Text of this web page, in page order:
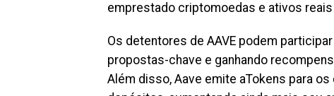
emprestado criptomoedas e ativos
Os detentores de AAVE podem
propostas-chave e ganhando
Além disso, Aave emite aTokens para